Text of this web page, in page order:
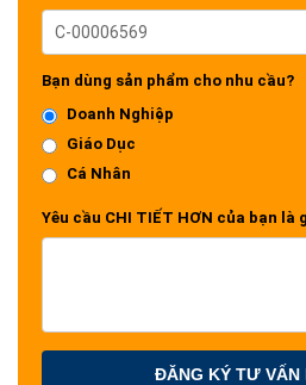
Bạn dùng sản phẩm cho nhu cầu?
Doanh Nghiệp
Giáo Dục
Cá Nhân
Yêu cầu CHI TIẾT HƠN của bạn là
ĐĂNG KÝ TƯ VẤN